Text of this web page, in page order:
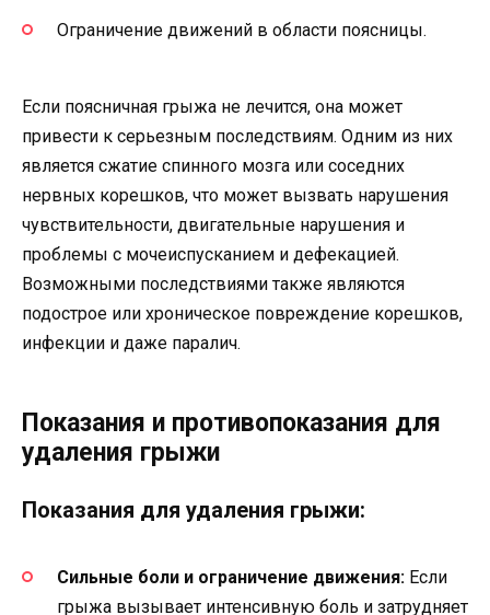
Ограничение движений в области поясницы.
Если поясничная грыжа не лечится, она может
привести к серьезным последствиям. Одним из них
является сжатие спинного мозга или соседних
нервных корешков, что может вызвать нарушения
чувствительности, двигательные нарушения и
проблемы с мочеиспусканием и дефекацией.
Возможными последствиями также являются
подострое или хроническое повреждение корешков,
инфекции и даже паралич.
Показания и противопоказания для
удаления грыжи
Показания для удаления грыжи:
Сильные боли и ограничение движения: Если
грыжа вызывает интенсивную боль и затрудняет